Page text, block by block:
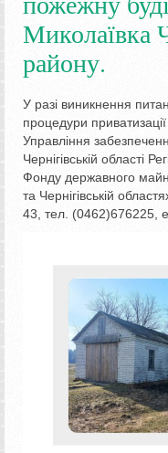
Миколаївка
району.
У разі виникнення
процедури
Управління
Чернігівській області
Фонду державного
та Чернігівській
43, тел. (0462)676225,